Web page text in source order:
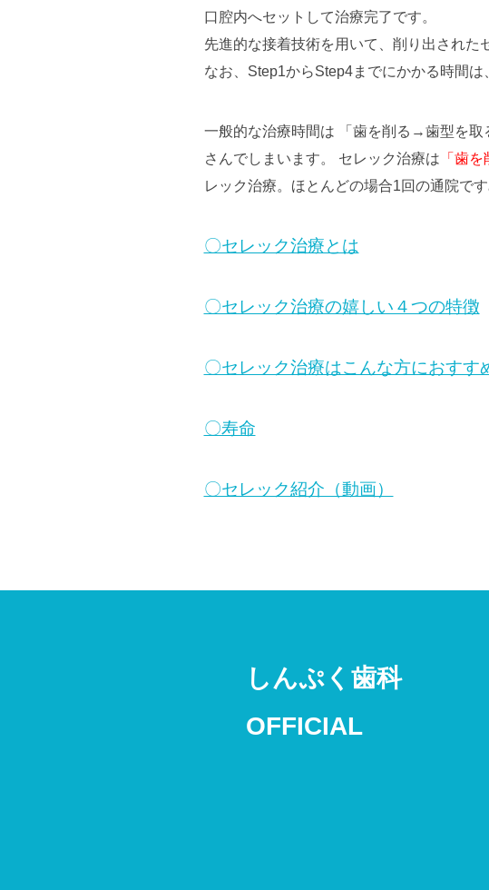
口腔内へセットして治療完了です。
先進的な接着技術を用いて、削り出された
なお、Step1からStep4までにかかる時間は
一般的な治療時間は 「歯を削る→歯型を
さんでしまいます。 セレック治療は 「歯
レック治療。ほとんどの場合1回の通院で
〇セレック治療とは
〇セレック治療の嬉しい４つの特徴
〇セレック治療はこんな方におすす
〇寿命
〇セレック紹介（動画）
しんぷく歯科
OFFICIAL